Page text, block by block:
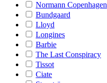
Normann Copenhagen
Bundgaard
Lloyd
Longines
Barbie
The Last Conspiracy
Tissot
Ciate